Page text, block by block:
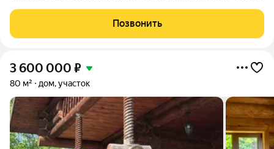
железнодорожная станция, магазины. В доме печное
отопление, электричество, газ вдоль участка,
Позвонить
3 600 000 ₽
80 м² дом, участок